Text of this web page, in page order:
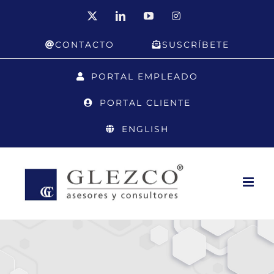
LinkedInYouTubeInstagram
CONTACTO SUSCRÍBETE
PORTAL EMPLEADO
PORTAL CLIENTE
ENGLISH